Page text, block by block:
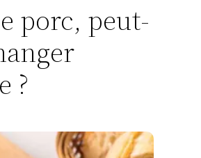
porc, peut-
?